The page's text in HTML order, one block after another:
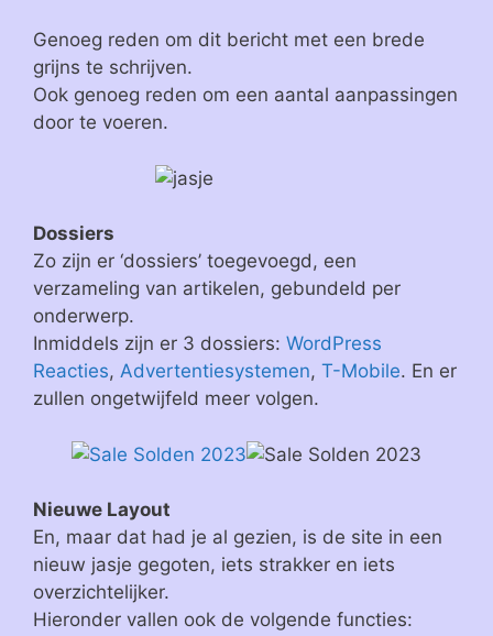
Genoeg reden om dit bericht met een brede
grijns te schrijven.
Ook genoeg reden om een aantal aanpassingen
door te voeren.
Dossiers
Zo zijn er ‘dossiers’ toegevoegd, een
verzameling van artikelen, gebundeld per
onderwerp.
Inmiddels zijn er 3 dossiers: WordPress
Reacties, Advertentiesystemen, T-Mobile. En er
zullen ongetwijfeld meer volgen.
Nieuwe Layout
En, maar dat had je al gezien, is de site in een
nieuw jasje gegoten, iets strakker en iets
overzichtelijker.
Hieronder vallen ook de volgende functies: